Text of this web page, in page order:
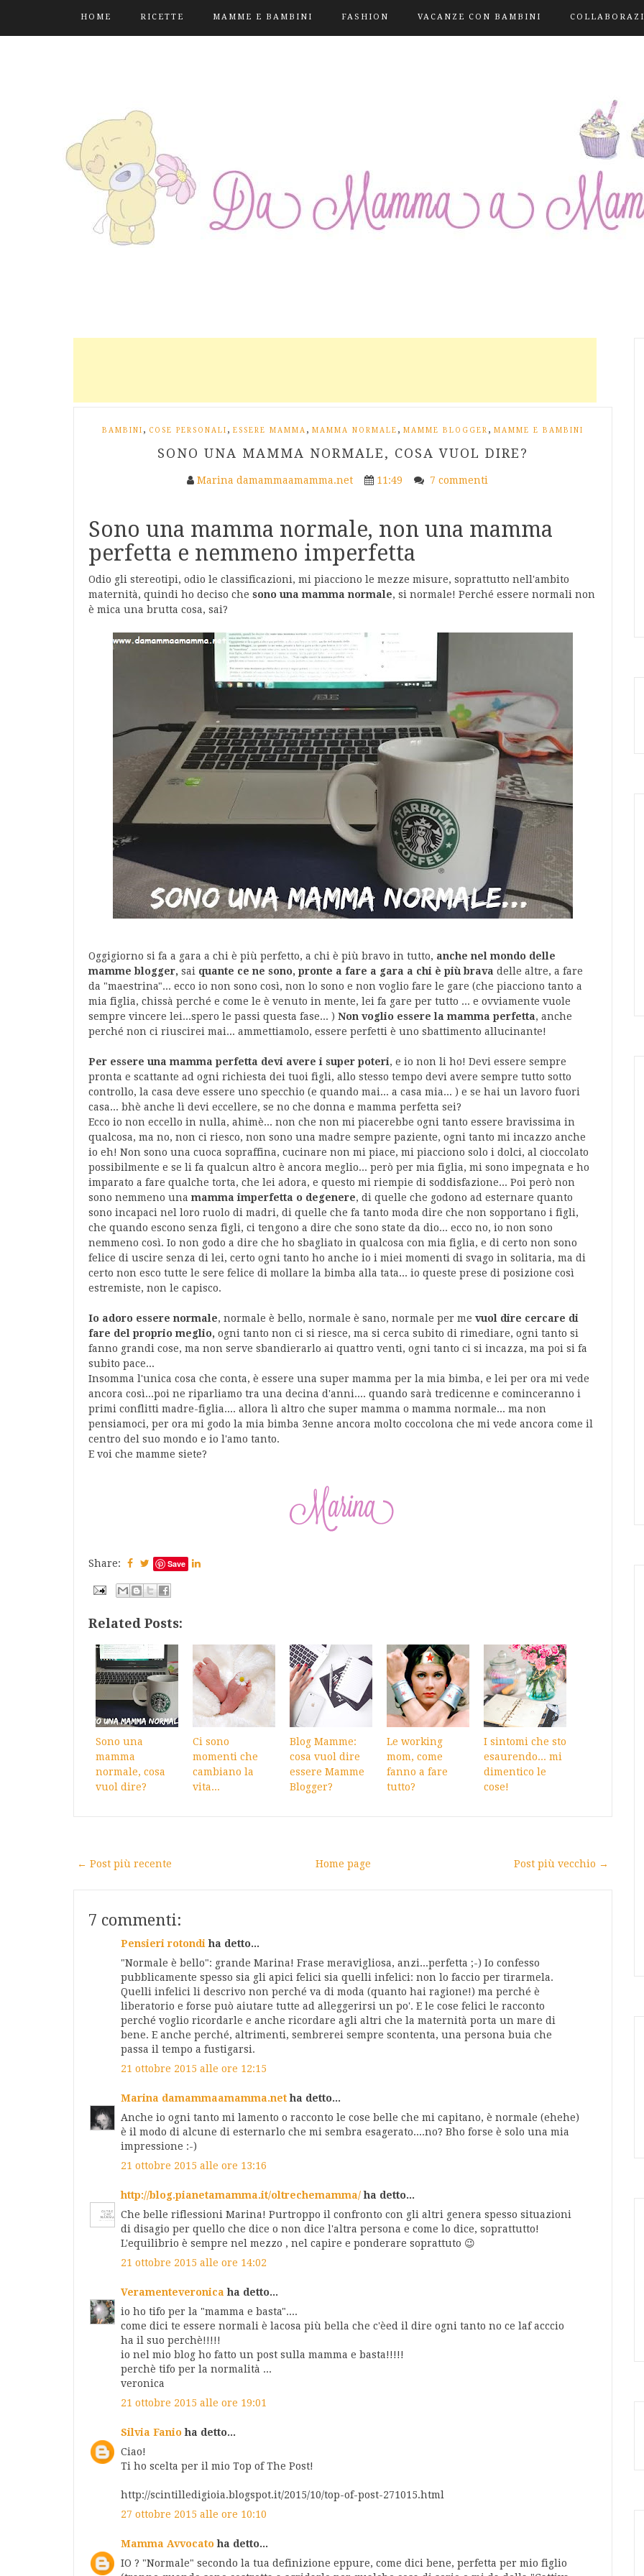
HOME RICETTE MAMME E BAMBINI FASHION VACANZE CON BAMBINI
BAMBINI , COSE PERSONALI , ESSERE MAMMA , MAMMA NORMALE , MAMME BLOGGER , MAMME E BAMBINI
SONO UNA MAMMA NORMALE, COSA VUOL DIRE?
Marina damammaamamma.net 11:49 7 commenti
Sono una mamma normale, non una mamma
perfetta e nemmeno imperfetta
Odio gli stereotipi, odio le classificazioni, mi piacciono le mezze misure, soprattutto nell'ambito
maternità, quindi ho deciso che sono una mamma normale, si normale! Perché essere normali non
è mica una brutta cosa, sai?
Oggigiorno si fa a gara a chi è più perfetto, a chi è più bravo in tutto, anche nel mondo delle
mamme blogger, sai quante ce ne sono, pronte a fare a gara a chi è più brava delle altre, a fare
da "maestrina"... ecco io non sono così, non lo sono e non voglio fare le gare (che piacciono tanto a
mia figlia, chissà perché e come le è venuto in mente, lei fa gare per tutto ... e ovviamente vuole
sempre vincere lei...spero le passi questa fase... ) Non voglio essere la mamma perfetta, anche
perché non ci riuscirei mai... ammettiamolo, essere perfetti è uno sbattimento allucinante!
Per essere una mamma perfetta devi avere i super poteri, e io non li ho! Devi essere sempre
pronta e scattante ad ogni richiesta dei tuoi figli, allo stesso tempo devi avere sempre tutto sotto
controllo, la casa deve essere uno specchio (e quando mai... a casa mia... ) e se hai un lavoro fuori
casa... bhè anche lì devi eccellere, se no che donna e mamma perfetta sei?
Ecco io non eccello in nulla, ahimè... non che non mi piacerebbe ogni tanto essere bravissima in
qualcosa, ma no, non ci riesco, non sono una madre sempre paziente, ogni tanto mi incazzo anche
io eh! Non sono una cuoca sopraffina, cucinare non mi piace, mi piacciono solo i dolci, al cioccolato
possibilmente e se li fa qualcun altro è ancora meglio... però per mia figlia, mi sono impegnata e ho
imparato a fare qualche torta, che lei adora, e questo mi riempie di soddisfazione... Poi però non
sono nemmeno una mamma imperfetta o degenere, di quelle che godono ad esternare quanto
sono incapaci nel loro ruolo di madri, di quelle che fa tanto moda dire che non sopportano i figli,
che quando escono senza figli, ci tengono a dire che sono state da dio... ecco no, io non sono
nemmeno così. Io non godo a dire che ho sbagliato in qualcosa con mia figlia, e di certo non sono
felice di uscire senza di lei, certo ogni tanto ho anche io i miei momenti di svago in solitaria, ma di
certo non esco tutte le sere felice di mollare la bimba alla tata... io queste prese di posizione così
estremiste, non le capisco.
Io adoro essere normale, normale è bello, normale è sano, normale per me vuol dire cercare di
fare del proprio meglio, ogni tanto non ci si riesce, ma si cerca subito di rimediare, ogni tanto si
fanno grandi cose, ma non serve sbandierarlo ai quattro venti, ogni tanto ci si incazza, ma poi si fa
subito pace...
Insomma l'unica cosa che conta, è essere una super mamma per la mia bimba, e lei per ora mi vede
ancora così...poi ne riparliamo tra una decina d'anni.... quando sarà tredicenne e cominceranno i
primi conflitti madre-figlia.... allora lì altro che super mamma o mamma normale... ma non
pensiamoci, per ora mi godo la mia bimba 3enne ancora molto coccolona che mi vede ancora come il
centro del suo mondo e io l'amo tanto.
E voi che mamme siete?
Share: Save
Related Posts:
Sono una
mamma
normale, cosa
vuol dire?
Ci sono
momenti che
cambiano la
vita...
Blog Mamme:
cosa vuol dire
essere Mamme
Blogger?
Le working
mom, come
fanno a fare
tutto?
I sintomi che sto
esaurendo... mi
dimentico le
cose!
← Post più recente Post più vecchio →
Home page
7 commenti:
Pensieri rotondi ha detto...
"Normale è bello": grande Marina! Frase meravigliosa, anzi...perfetta ;-) Io confesso
pubblicamente spesso sia gli apici felici sia quelli infelici: non lo faccio per tirarmela.
Quelli infelici li descrivo non perché va di moda (quanto hai ragione!) ma perché è
liberatorio e forse può aiutare tutte ad alleggerirsi un po'. E le cose felici le racconto
perché voglio ricordarle e anche ricordare agli altri che la maternità porta un mare di
bene. E anche perché, altrimenti, sembrerei sempre scontenta, una persona buia che
passa il tempo a fustigarsi.
21 ottobre 2015 alle ore 12:15
Marina damammaamamma.netha detto...
Anche io ogni tanto mi lamento o racconto le cose belle che mi capitano, è normale (ehehe)
è il modo di alcune di esternarlo che mi sembra esagerato....no? Bho forse è solo una mia
impressione :-)
21 ottobre 2015 alle ore 13:16
http://blog.pianetamamma.it/oltrechemamma/ha detto...
Che belle riflessioni Marina! Purtroppo il confronto con gli altri genera spesso situazioni
di disagio per quello che dice o non dice l'altra persona e come lo dice, soprattutto!
L'equilibrio è sempre nel mezzo , nel capire e ponderare soprattuto 😉
21 ottobre 2015 alle ore 14:02
Veramenteveronica ha detto...
io ho tifo per la "mamma e basta"....
come dici te essere normali è lacosa più bella che c'èed il dire ogni tanto no ce laf acccio
ha il suo perchè!!!!!
io nel mio blog ho fatto un post sulla mamma e basta!!!!!
perchè tifo per la normalità ...
veronica
21 ottobre 2015 alle ore 19:01
Silvia Fanioha detto...
Ciao!
Ti ho scelta per il mio Top of The Post!
http://scintilledigioia.blogspot.it/2015/10/top-of-post-271015.html
27 ottobre 2015 alle ore 10:10
Mamma Avvocatoha detto...
IO ? "Normale" secondo la tua definizione eppure, come dici bene, perfetta per mio figlio